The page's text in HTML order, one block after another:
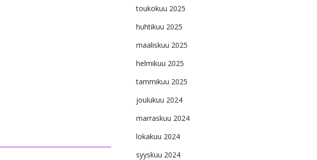
toukokuu 2025
huhtikuu 2025
maaliskuu 2025
helmikuu 2025
tammikuu 2025
joulukuu 2024
marraskuu 2024
lokakuu 2024
syyskuu 2024